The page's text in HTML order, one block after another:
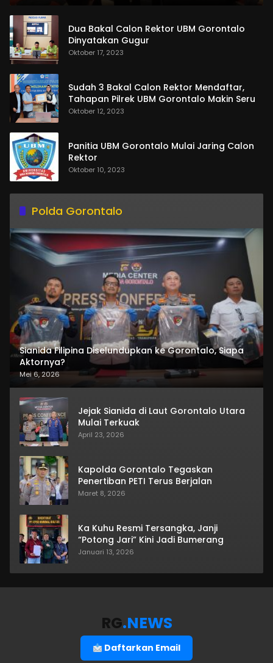
Dua Bakal Calon Rektor UBM Gorontalo
Dinyatakan Gugur
Oktober 17, 2023
Sudah 3 Bakal Calon Rektor Mendaftar,
Tahapan Pilrek UBM Gorontalo Makin Seru
Oktober 12, 2023
Panitia UBM Gorontalo Mulai Jaring Calon
Rektor
Oktober 10, 2023
Polda Gorontalo
Sianida Filipina Diselundupkan ke Gorontalo, Siapa
Aktornya?
Mei 6, 2026
Jejak Sianida di Laut Gorontalo Utara
Mulai Terkuak
April 23, 2026
Kapolda Gorontalo Tegaskan
Penertiban PETI Terus Berjalan
Maret 8, 2026
Ka Kuhu Resmi Tersangka, Janji
“Potong Jari” Kini Jadi Bumerang
Januari 13, 2026
RG.NEWS
Daftarkan Email